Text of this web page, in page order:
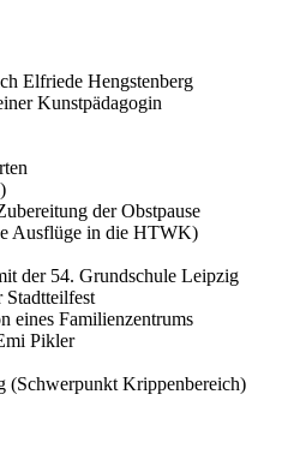
Elfriede Hengstenberg
Kunstpädagogin
der Obstpause
Ausflüge in die HTWK)
der 54. Grundschule Leipzig
Stadtteilfest
eines Familienzentrums
Pikler
(Schwerpunkt Krippenbereich)